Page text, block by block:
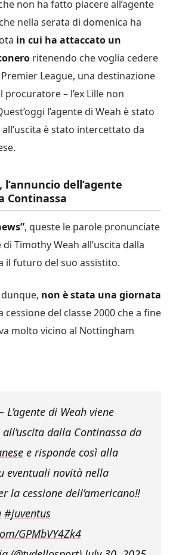
non ha fatto piacere all’agente
nella serata di domenica ha
in cui ha attaccato un
ritenendo che voglia cedere
League, una destinazione
procuratore – l’ex Lille non
l’agente di Weah è stato
è stato intercettato da
dell’agente
Continassa
, queste le parole pronunciate
Timothy Weah all’uscita dalla
il futuro del suo assistito.
non è stata una giornata
cessione del classe 2000 che a fine
molto vicino al Nottingham
dalla Continassa da
e risponde così alla
eventuali novità nella
la cessione dell’americano‼️
#juventus
GPMbVY4Zk4
(@tvdellosport)